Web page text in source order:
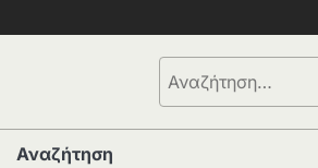
Αναζήτηση
για:
Αναζήτηση